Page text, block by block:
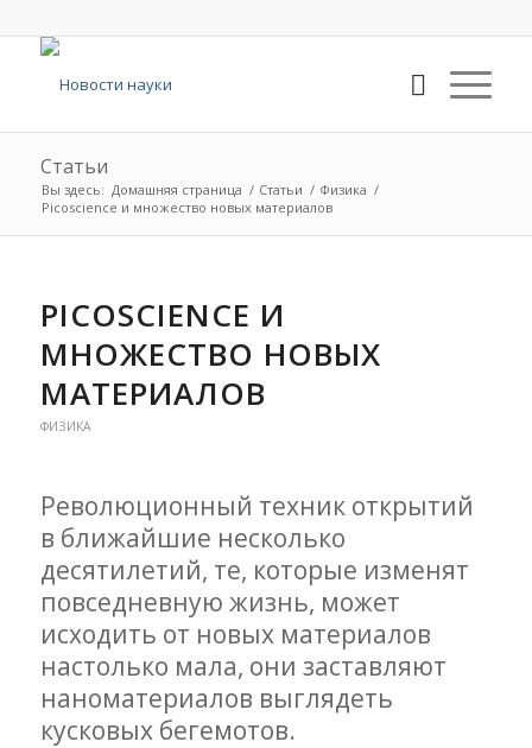
Статьи
Вы здесь: Домашняя страница / Статьи / Физика /
Picoscience и множество новых материалов
PICOSCIENCE И
МНОЖЕСТВО НОВЫХ
МАТЕРИАЛОВ
ФИЗИКА
Революционный техник открытий
в ближайшие несколько
десятилетий, те, которые изменят
повседневную жизнь, может
исходить от новых материалов
настолько мала, они заставляют
наноматериалов выглядеть
кусковых бегемотов.